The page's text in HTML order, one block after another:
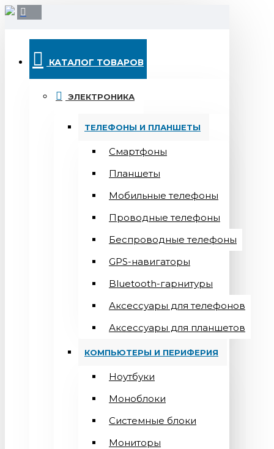
КАТАЛОГ ТОВАРОВ
ЭЛЕКТРОНИКА
ТЕЛЕФОНЫ И ПЛАНШЕТЫ
Смартфоны
Планшеты
Мобильные телефоны
Проводные телефоны
Беспроводные телефоны
GPS-навигаторы
Bluetooth-гарнитуры
Аксессуары для телефонов
Аксессуары для планшетов
КОМПЬЮТЕРЫ И ПЕРИФЕРИЯ
Ноутбуки
Моноблоки
Системные блоки
Мониторы